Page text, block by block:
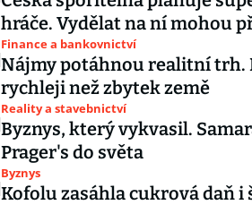
hráče. Vydělat na ní mohou
Finance a bankovnictví
Nájmy potáhnou realitní trh.
rychleji než zbytek země
Reality a stavebnictví
Byznys, který vykvasil.
Prager's do světa
Byznys
Kofolu zasáhla cukrová daň i